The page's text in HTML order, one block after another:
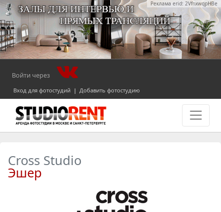
Реклама erid: 2VfnxwqpHBe
Войти через
Вход для фотостудий | Добавить фотостудию
Cross Studio
Эшер